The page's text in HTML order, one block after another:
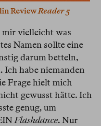
ReviewReader 5
vielleicht was
Namen sollte eine
darum betteln,
Ich habe niemanden
Frage hielt mich
gewusst hätte. Ich
genug, um
Flashdance. Nur